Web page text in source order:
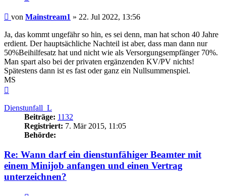
Beitrag
von Mainstream1 » 22. Jul 2022, 13:56
Ja, das kommt ungefähr so hin, es sei denn, man hat schon 40 Jahre
erdient. Der hauptsächliche Nachteil ist aber, dass man dann nur
50%Beihilfesatz hat und nicht wie als Versorgungsempfänger 70%.
Man spart also bei der privaten ergänzenden KV/PV nichts!
Spätestens dann ist es fast oder ganz ein Nullsummenspiel.
MS
Dienstunfall_L
Beiträge: 1132
Registriert: 7. Mär 2015, 11:05
Behörde:
Re: Wann darf ein dienstunfähiger Beamter mit
einem Minijob anfangen und einen Vertrag
unterzeichnen?